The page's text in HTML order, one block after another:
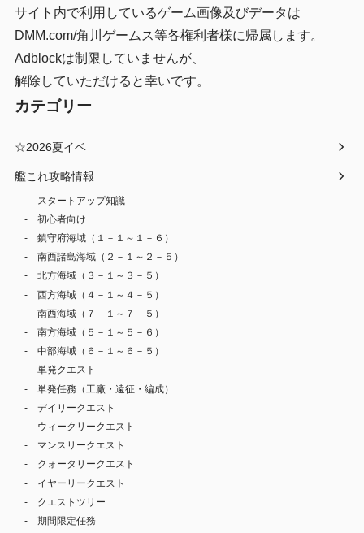
サイト内で利用しているゲーム画像及びデータは
DMM.com/角川ゲームス等各権利者様に帰属します。
Adblockは制限していませんが、
解除していただけると幸いです。
カテゴリー
☆2026夏イベ
艦これ攻略情報
スタートアップ知識
初心者向け
鎮守府海域（１－１～１－６）
南西諸島海域（２－１～２－５）
北方海域（３－１～３－５）
西方海域（４－１～４－５）
南西海域（７－１～７－５）
南方海域（５－１～５－６）
中部海域（６－１～６－５）
単発クエスト
単発任務（工廠・遠征・編成）
デイリークエスト
ウィークリークエスト
マンスリークエスト
クォータリークエスト
イヤーリークエスト
クエストツリー
期間限定任務